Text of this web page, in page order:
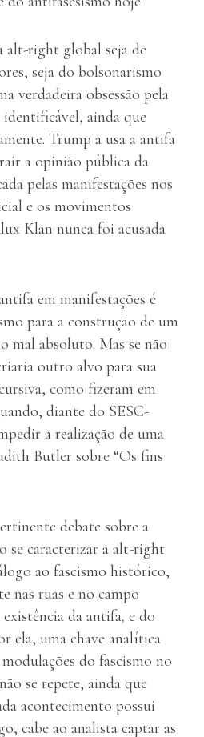
alt-right global seja de
seja do bolsonarismo
verdadeira obsessão pela
ainda que
Trump a usa a antifa
a opinião pública da
pelas manifestações nos
e os movimentos
Klan nunca foi acusada
em manifestações é
para a construção de um
mal absoluto. Mas se não
outro alvo para sua
como fizeram em
diante do SESC-
a realização de uma
Butler sobre “Os fins
debate sobre a
se caracterizar a alt-right
ao fascismo histórico,
nas ruas e no campo
da antifa, e do
ela, uma chave analítica
do fascismo no
se repete, ainda que
acontecimento possui
cabe ao analista captar as